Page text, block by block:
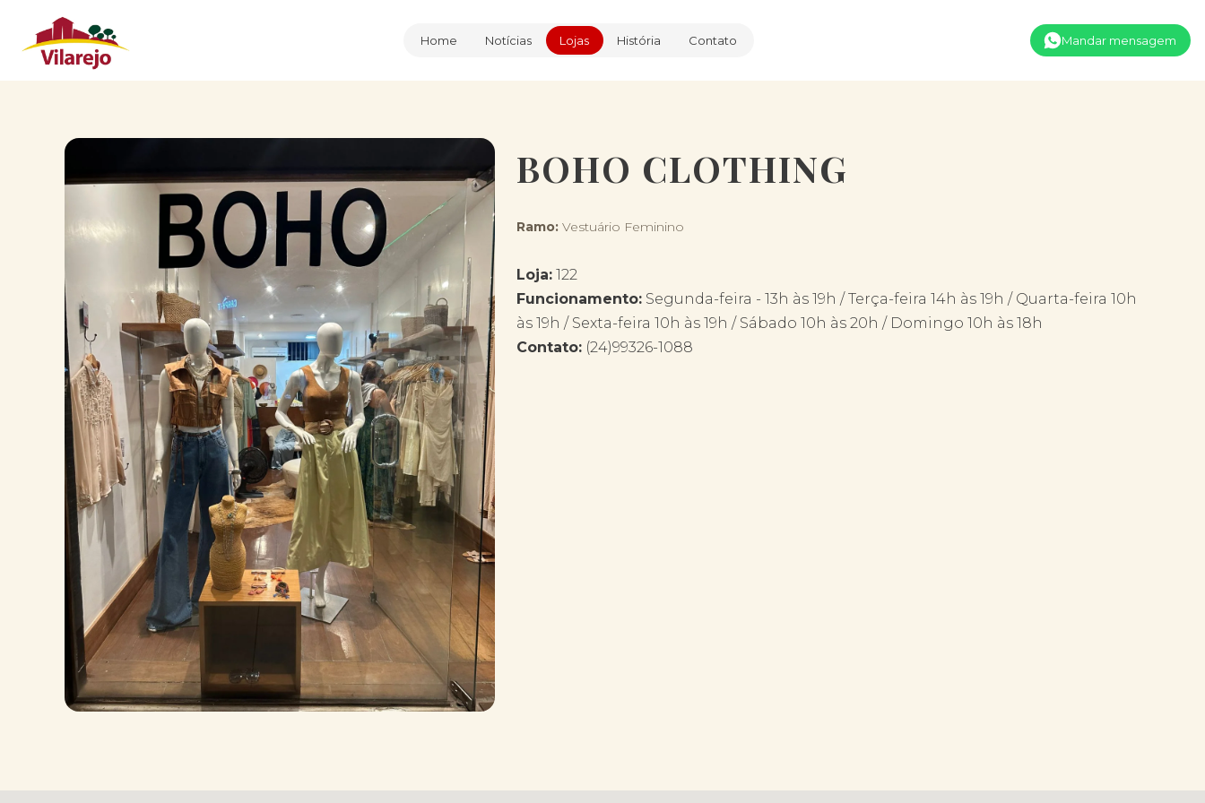
Home Notícias Lojas História Contato Mandar mensagem
BOHO CLOTHING
Ramo: Vestuário Feminino
Loja: 122
Funcionamento: Segunda-feira - 13h às 19h / Terça-feira 14h às 19h / Quarta-feira 10h
às 19h / Sexta-feira 10h às 19h / Sábado 10h às 20h / Domingo 10h às 18h
Contato: (24)99326-1088